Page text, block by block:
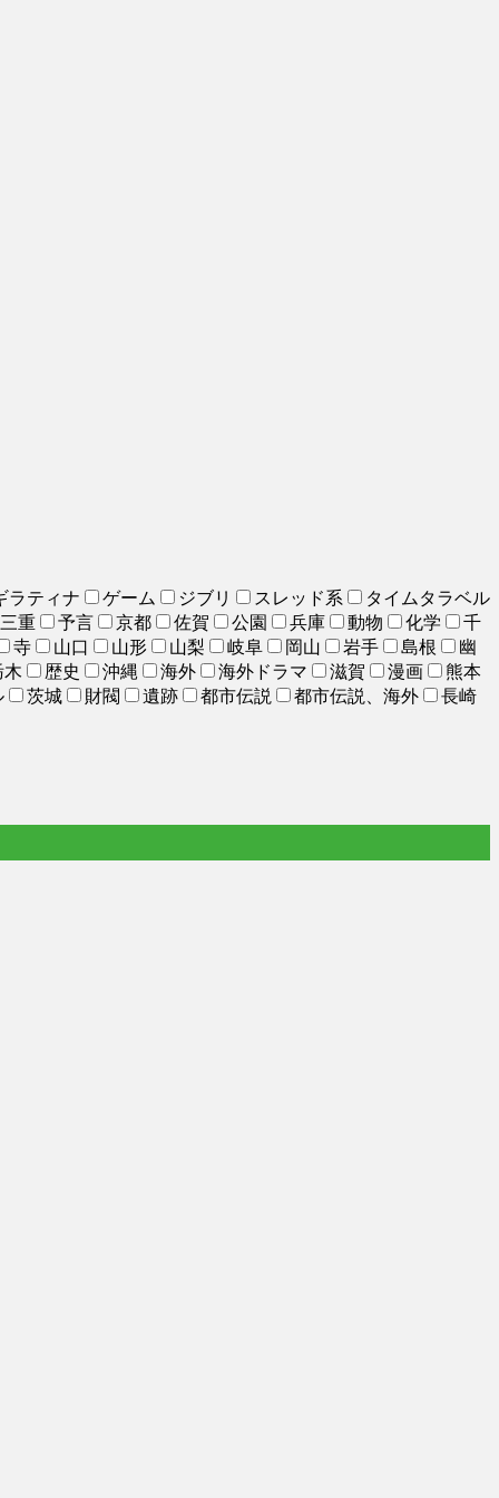
ラティナ ゲーム ジブリ スレッド系
タイムタラベル
三重
予言 京都 佐賀 公園 兵庫 動物 化学
千
寺
山口 山形 山梨 岐阜 岡山 岩手 島根
幽
木
歴史 沖縄 海外 海外ドラマ 滋賀 漫画
熊本
茨城 財閥 遺跡 都市伝説 都市伝説、海外 長崎